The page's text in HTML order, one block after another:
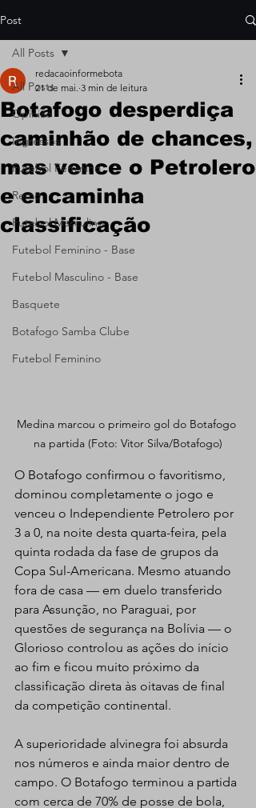
Post
All Posts
Opinião
Ingressos
Futebol Feminino
Remo
Futebol Masculino
Futebol Feminino - Base
Futebol Masculino - Base
Basquete
Botafogo Samba Clube
Futebol Feminino
All Posts
Botafogo desperdiça
caminhão de chances,
mas vence o Petrolero
e encaminha
classificação
redacaoinformebota
21 de mai. 3 min de leitura
Medina marcou o primeiro gol do Botafogo
na partida (Foto: Vitor Silva/Botafogo)
O Botafogo confirmou o favoritismo,
dominou completamente o jogo e
venceu o Independiente Petrolero por
3 a 0, na noite desta quarta-feira, pela
quinta rodada da fase de grupos da
Copa Sul-Americana. Mesmo atuando
fora de casa — em duelo transferido
para Assunção, no Paraguai, por
questões de segurança na Bolívia — o
Glorioso controlou as ações do início
ao fim e ficou muito próximo da
classificação direta às oitavas de final
da competição continental.
A superioridade alvinegra foi absurda
nos números e ainda maior dentro de
campo. O Botafogo terminou a partida
com cerca de 70% de posse de bola,